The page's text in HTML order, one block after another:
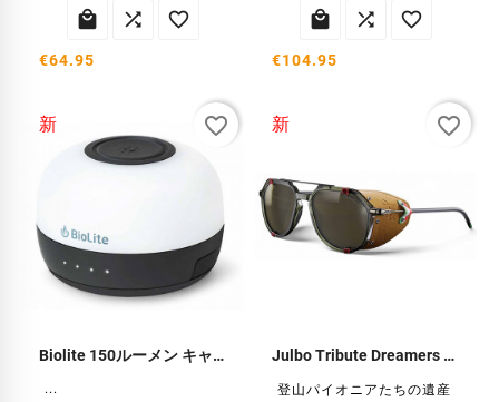
  
€64.95
  
€104.95
新
Biolite 150ルーメン キャンプランタン
...
favorite_border 新
Julbo Tribute Dreamers サングラス
登山パイオニアたちの遺産
favorite_border